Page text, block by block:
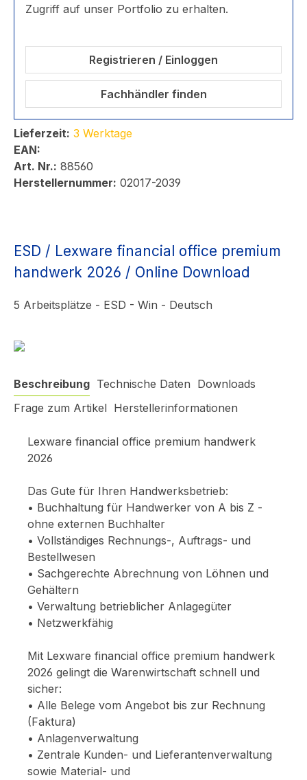
Zugriff auf unser Portfolio zu erhalten.
Registrieren / Einloggen
Fachhändler finden
Lieferzeit: 3 Werktage
EAN:
Art. Nr.: 88560
Herstellernummer: 02017-2039
ESD / Lexware financial office premium
handwerk 2026 / Online Download
5 Arbeitsplätze - ESD - Win - Deutsch
Beschreibung Technische Daten Downloads
Frage zum Artikel Herstellerinformationen
Lexware financial office premium handwerk
2026
Das Gute für Ihren Handwerksbetrieb:
• Buchhaltung für Handwerker von A bis Z -
ohne externen Buchhalter
• Vollständiges Rechnungs-, Auftrags- und
Bestellwesen
• Sachgerechte Abrechnung von Löhnen und
Gehältern
• Verwaltung betrieblicher Anlagegüter
• Netzwerkfähig
Mit Lexware financial office premium handwerk
2026 gelingt die Warenwirtschaft schnell und
sicher:
• Alle Belege vom Angebot bis zur Rechnung
(Faktura)
• Anlagenverwaltung
• Zentrale Kunden- und Lieferantenverwaltung
sowie Material- und